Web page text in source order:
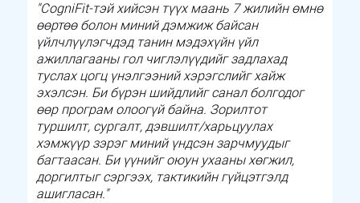
"CogniFit-тэй хийсэн түүх маань 7 жилийн өмнө
өөртөө болон миний дэмжиж байсан
үйлчлүүлэгчдэд танин мэдэхүйн үйл
ажиллагааны гол чиглэлүүдийг задлахад
туслах цогц үнэлгээний хэрэгслийг хайж
эхэлсэн. Би бүрэн шийдлийг санал болгодог
өөр програм олоогүй байна. Зорилтот
туршилт, сургалт, дэвшилт/харьцуулах
хэмжүүр зэрэг миний үндсэн зарчмуудыг
багтаасан. Би үүнийг оюун ухааны хөгжил,
доргилтыг сэргээх, тактикийн гүйцэтгэлд
ашигласан."